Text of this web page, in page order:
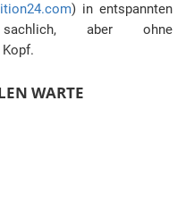
) in entspannten
aber ohne
WARTE